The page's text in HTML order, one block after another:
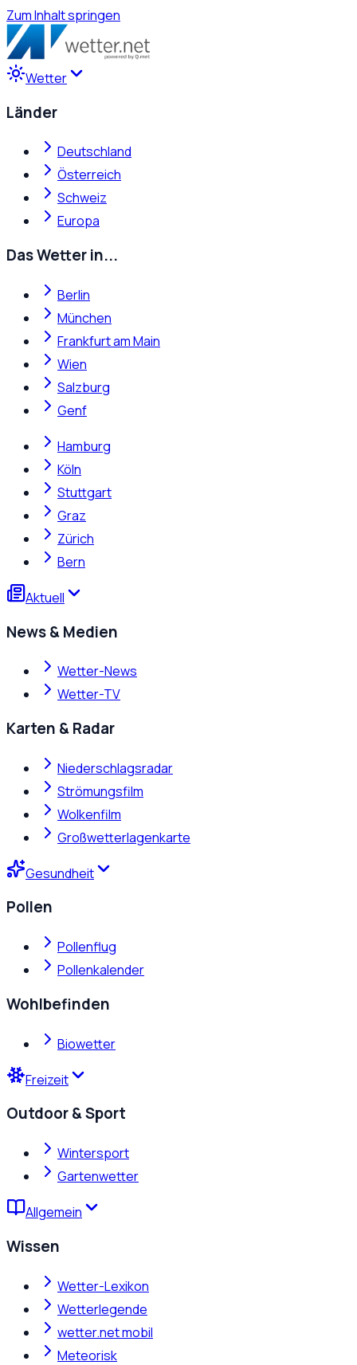
Zum Inhalt springen
Wetter
Länder
Deutschland
Österreich
Schweiz
Europa
Das Wetter in...
Berlin
München
Frankfurt am Main
Wien
Salzburg
Genf
Hamburg
Köln
Stuttgart
Graz
Zürich
Bern
Aktuell
News & Medien
Wetter-News
Wetter-TV
Karten & Radar
Niederschlagsradar
Strömungsfilm
Wolkenfilm
Großwetterlagenkarte
Gesundheit
Pollen
Pollenflug
Pollenkalender
Wohlbefinden
Biowetter
Freizeit
Outdoor & Sport
Wintersport
Gartenwetter
Allgemein
Wissen
Wetter-Lexikon
Wetterlegende
wetter.net mobil
Meteorisk